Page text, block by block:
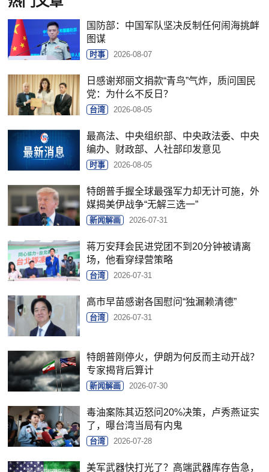
国防部：中国军队坚决反制任何闹海挑衅
图谋
时事 2026-08-07
日感谢郑丽文捐款“青鸟”气炸，质问国民
党：为什么不反日？
台湾 2026-08-05
最高法、中央组织部、中央政法委、中央
编办、财政部、人社部印发意见
时事 2026-08-05
特朗普手握全球最强军力却无计可施，外
媒揭美伊战争“无解三选一”
新闻解画 2026-07-31
蒋万安拜会民进党团不到20分钟被请离
场，他看穿绿营策略
台湾 2026-07-31
高市早苗感谢各国慰问“独漏赖清德”
台湾 2026-07-31
特朗普刚停火，伊朗为何反而主动开战？
专家揭背后算计
新闻解画 2026-07-30
毒油案陈其迈怒问20%决策，卢秀燕证实
了，曝台湾当局有内鬼
台湾 2026-07-28
美军武器快打光了？高端武器库存告急，